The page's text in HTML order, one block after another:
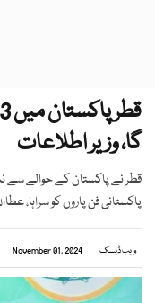
گا، وزیر اطلاعات
قطر نے پاکستان کے حوالے سے
پاکستانی فن پاروں کو سراہا،
ویب ڈیسک November 01, 2024